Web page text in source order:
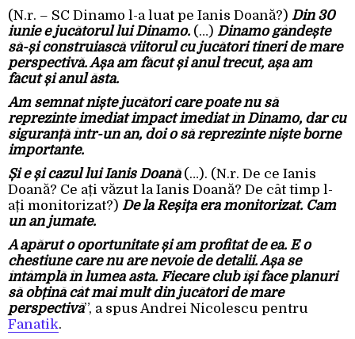
(N.r. – SC Dinamo l-a luat pe Ianis Doană?) Din 30
iunie e jucătorul lui Dinamo. (…) Dinamo gândește
să-și construiască viitorul cu jucători tineri de mare
perspectivă. Așa am făcut și anul trecut, așa am
făcut și anul ăsta.
Am semnat niște jucători care poate nu să
reprezinte imediat impact imediat în Dinamo, dar cu
siguranță într-un an, doi o să reprezinte niște borne
importante.
Și e și cazul lui Ianis Doană (…). (N.r. De ce Ianis
Doană? Ce ați văzut la Ianis Doană? De cât timp l-
ați monitorizat?) De la Reșița era monitorizat. Cam
un an jumate.
A apărut o oportunitate și am profitat de ea. E o
chestiune care nu are nevoie de detalii. Așa se
întâmplă în lumea asta. Fiecare club își face planuri
să obțină cât mai mult din jucători de mare
perspectivă”, a spus Andrei Nicolescu pentru
Fanatik.